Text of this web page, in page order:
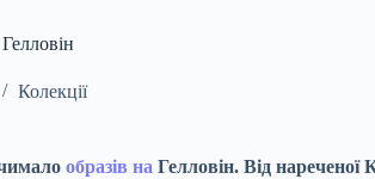
Колекції
образів на Гелловін. Від нареченої